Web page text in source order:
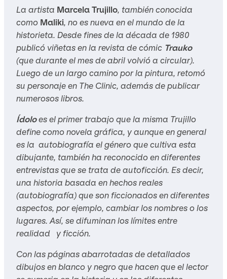
La artista Marcela Trujillo, también conocida
como Maliki, no es nueva en el mundo de la
historieta. Desde fines de la década de 1980
publicó viñetas en la revista de cómic Trauko
(que durante el mes de abril volvió a circular).
Luego de un largo camino por la pintura, retomó
su personaje en The Clinic, además de publicar
numerosos libros.
Ídoloes el primer trabajo que la misma Trujillo
define como novela gráfica, y aunque en general
es la autobiografía el género que cultiva esta
dibujante, también ha reconocido en diferentes
entrevistas que se trata de autoficción. Es decir,
una historia basada en hechos reales
(autobiografía) que son ficcionados en diferentes
aspectos, por ejemplo, cambiar los nombres o los
lugares. Así, se difuminan los límites entre
realidad y ficción.
Con las páginas abarrotadas de detallados
dibujos en blanco y negro que hacen que el lector